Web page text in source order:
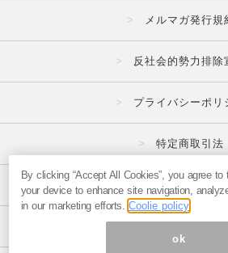
メルマガ発行規
反社会的勢力排除
プライバシーポリ
特定商取引法
広告掲載はこち
メルマガの不正・違反報
By clicking “Accept All Cookies”, you agree
your device to enhance site navigation,
in our marketing efforts. Coolie policy
ok